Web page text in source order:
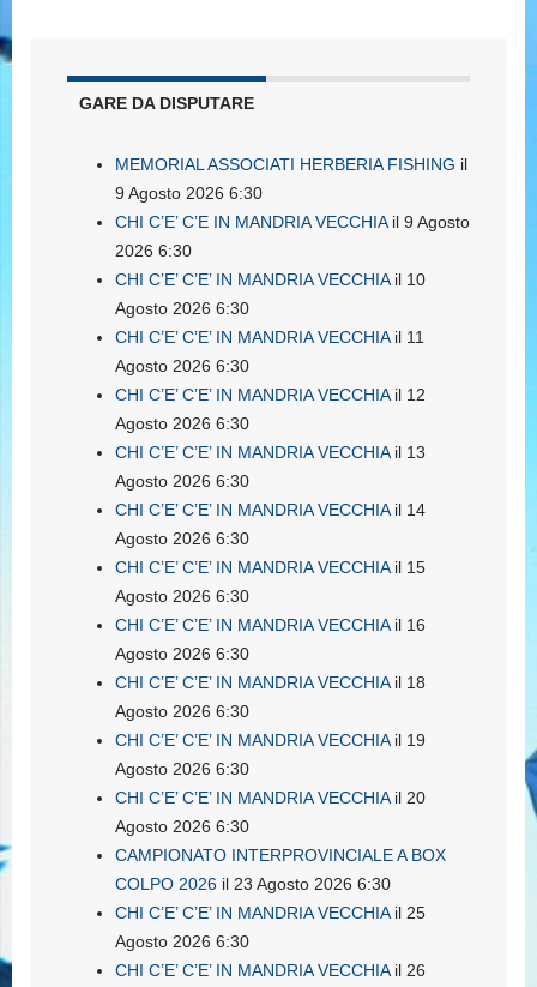
GARE DA DISPUTARE
MEMORIAL ASSOCIATI HERBERIA FISHING il
9 Agosto 2026 6:30
CHI C’E’ C’E IN MANDRIA VECCHIAil 9 Agosto
2026 6:30
CHI C’E’ C’E’ IN MANDRIA VECCHIAil 10
Agosto 2026 6:30
CHI C’E’ C’E’ IN MANDRIA VECCHIAil 11
Agosto 2026 6:30
CHI C’E’ C’E’ IN MANDRIA VECCHIAil 12
Agosto 2026 6:30
CHI C’E’ C’E’ IN MANDRIA VECCHIAil 13
Agosto 2026 6:30
CHI C’E’ C’E’ IN MANDRIA VECCHIAil 14
Agosto 2026 6:30
CHI C’E’ C’E’ IN MANDRIA VECCHIAil 15
Agosto 2026 6:30
CHI C’E’ C’E’ IN MANDRIA VECCHIAil 16
Agosto 2026 6:30
CHI C’E’ C’E’ IN MANDRIA VECCHIAil 18
Agosto 2026 6:30
CHI C’E’ C’E’ IN MANDRIA VECCHIAil 19
Agosto 2026 6:30
CHI C’E’ C’E’ IN MANDRIA VECCHIAil 20
Agosto 2026 6:30
CAMPIONATO INTERPROVINCIALE A BOX
COLPO 2026 il 23 Agosto 2026 6:30
CHI C’E’ C’E’ IN MANDRIA VECCHIAil 25
Agosto 2026 6:30
CHI C’E’ C’E’ IN MANDRIA VECCHIAil 26